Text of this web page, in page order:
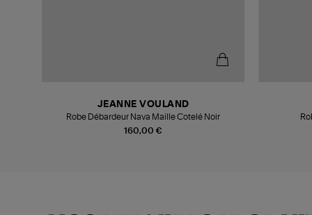
160,00 €
JEANNE VOULAND
Robe Débardeur Nava Maille Cotelé Noir